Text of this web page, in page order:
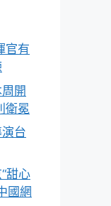
官有
開
衛冕
台
甜心
國網